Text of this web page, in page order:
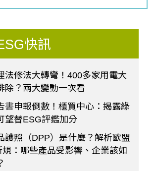
快訊
法修法大轉彎！400多家用電大
除？兩大變動一次看
書申報倒數！櫃買中心：揭露綠
望替ESG評鑑加分
護照（DPP）是什麼？解析歐盟
規：哪些產品受影響、企業該如